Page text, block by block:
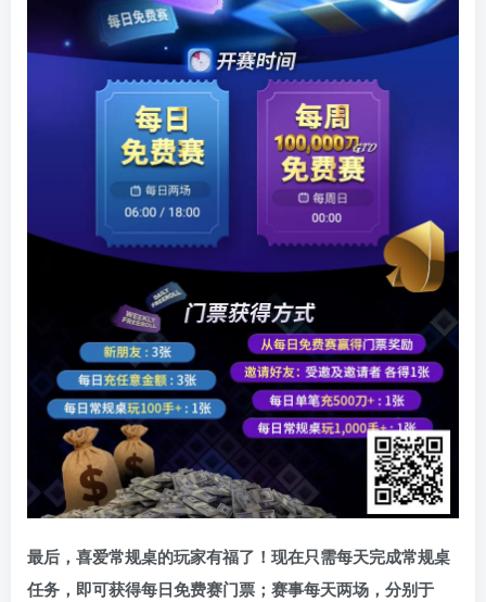
最后，喜爱常规桌的玩家有福了！现在只需每天完成常规桌
任务，即可获得每日免费赛门票；赛事每天两场，分别于